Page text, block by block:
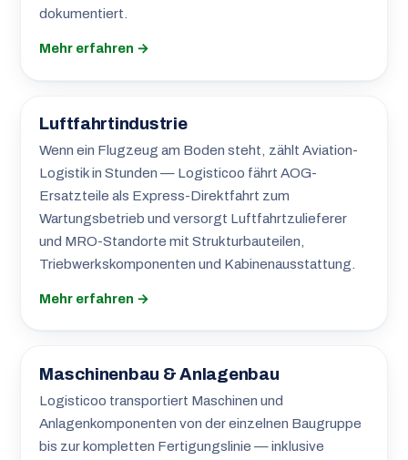
dokumentiert.
Mehr erfahren →
Luftfahrtindustrie
Wenn ein Flugzeug am Boden steht, zählt Aviation-
Logistik in Stunden — Logisticoo fährt AOG-
Ersatzteile als Express-Direktfahrt zum
Wartungsbetrieb und versorgt Luftfahrtzulieferer
und MRO-Standorte mit Strukturbauteilen,
Triebwerkskomponenten und Kabinenausstattung.
Mehr erfahren →
Maschinenbau & Anlagenbau
Logisticoo transportiert Maschinen und
Anlagenkomponenten von der einzelnen Baugruppe
bis zur kompletten Fertigungslinie — inklusive